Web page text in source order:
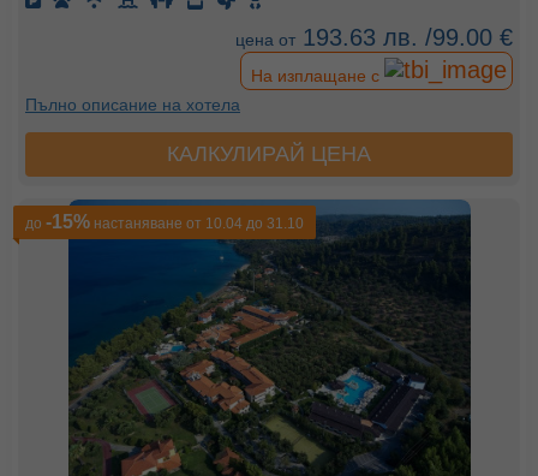
цена от 193.63 лв. /99.00 €
На изплащане с
Пълно описание на хотела
КАЛКУЛИРАЙ ЦЕНА
до -15% настаняване от 10.04 до 31.10